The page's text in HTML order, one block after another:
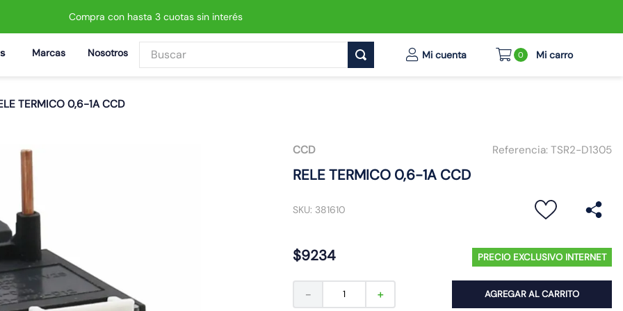
Compra con hasta 3 cuotas sin interés
Marcas Nosotros Buscar
0
TERMICO 0,6-1A CCD
CCD Referencia: TSR2-D1305
RELE TERMICO 0,6-1A CCD
SKU: 381610
$9234 PRECIO EXCLUSIVO INTERNET
＋
－ AGREGAR AL CARRITO
neo